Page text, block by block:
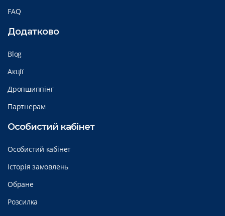
FAQ
Додатково
Blog
Акції
Дропшиппінг
Партнерам
Особистий кабінет
Особистий кабінет
Історія замовлень
Обране
Розсилка